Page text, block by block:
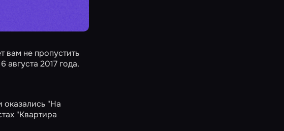
вам не пропустить
2017 года.
оказались "На
"Квартира